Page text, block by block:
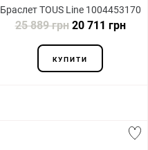
Браслет TOUS Line 1004453170
25 889 грн20 711 грн
КУПИТИ